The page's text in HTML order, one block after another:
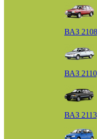
ВАЗ
ВАЗ
ВАЗ